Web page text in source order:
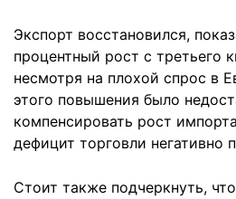
Экспорт восстановился,
процентный рост с третьего
несмотря на плохой спрос в
этого повышения было
компенсировать рост
дефицит торговли негативно
Стоит также подчеркнуть,